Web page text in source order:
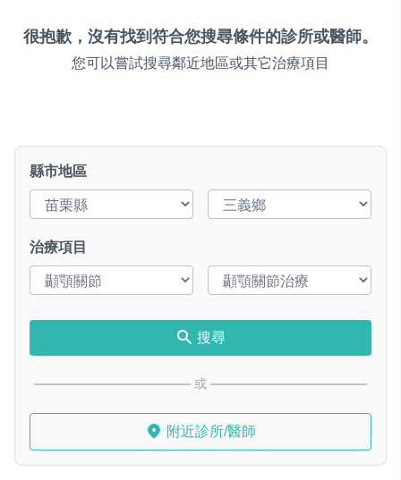
很抱歉，沒有找到符合您搜尋條件的診所或醫師。
您可以嘗試搜尋鄰近地區或其它治療項目
縣市地區
治療項目
搜尋
或
附近診所/醫師